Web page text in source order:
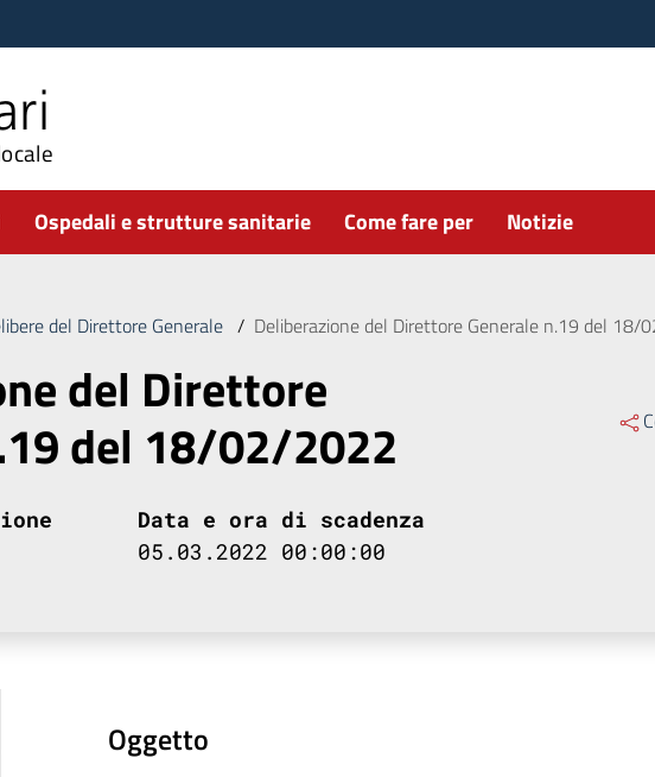
Ospedali e strutture sanitarie Come fare per Notizie
del Direttore Generale / Deliberazione del Direttore Generale n.19 del 18/
del Direttore
del 18/02/2022
Data e ora di scadenza
05.03.2022 00:00:00
Oggetto